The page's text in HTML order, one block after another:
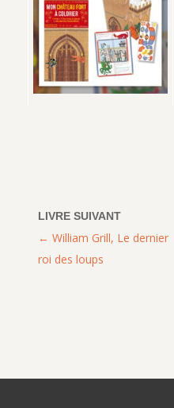
William Grill, Le dernier
roi des loups